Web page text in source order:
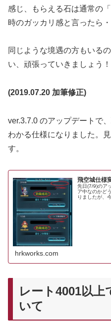
感じ、もらえる石は通常の
時のガッカリ感と言ったら・
同じような境遇の方もいる
い、頑張っていきましょう！
(2019.07.20 加筆修正)
ver.3.7.0 のアップデートで
わかる仕様になりました。
す。
飛空城仕様
先日(7/9)のア
ア中なのかど
りましたが、
hrkworks.com
レート4001以上
いて